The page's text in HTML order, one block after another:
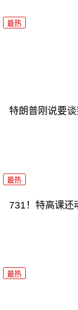
最热
特朗普刚说要谈
最热
731！特高课还
最热